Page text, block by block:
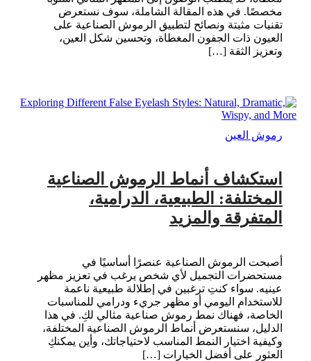
مخصصًا. في هذه المقالة الشاملة، سوف نستعرض
تقنيات مثبتة ونصائح لتطبيق الرموش الصناعية على
العيون ذات الجفون المغطاة، وتحسين شكل العين،
وتعزيز الثقة […]
رموش العين
استكشاف أنماط الرموش الصناعية
المختلفة: الطبيعية، الدرامية،
المتفرقة والمزيد
أصبحت الرموش الصناعية عنصرًا أساسيًا في
مستحضرات التجميل لأي شخص يرغب في تعزيز مظهر
عينيه. سواء كنتِ ترغبين في إطلالة طبيعية ناعمة
للاستخدام اليومي أو مظهر جريء ودرامي للمناسبات
الخاصة، فهناك نمط رموش صناعية مثالي لكِ. في هذا
الدليل، سنستعرض أنماط الرموش الصناعية المختلفة،
وكيفية اختيار النمط المناسب لاحتياجاتك، وأين يمكنكِ
العثور على أفضل الخيارات […]